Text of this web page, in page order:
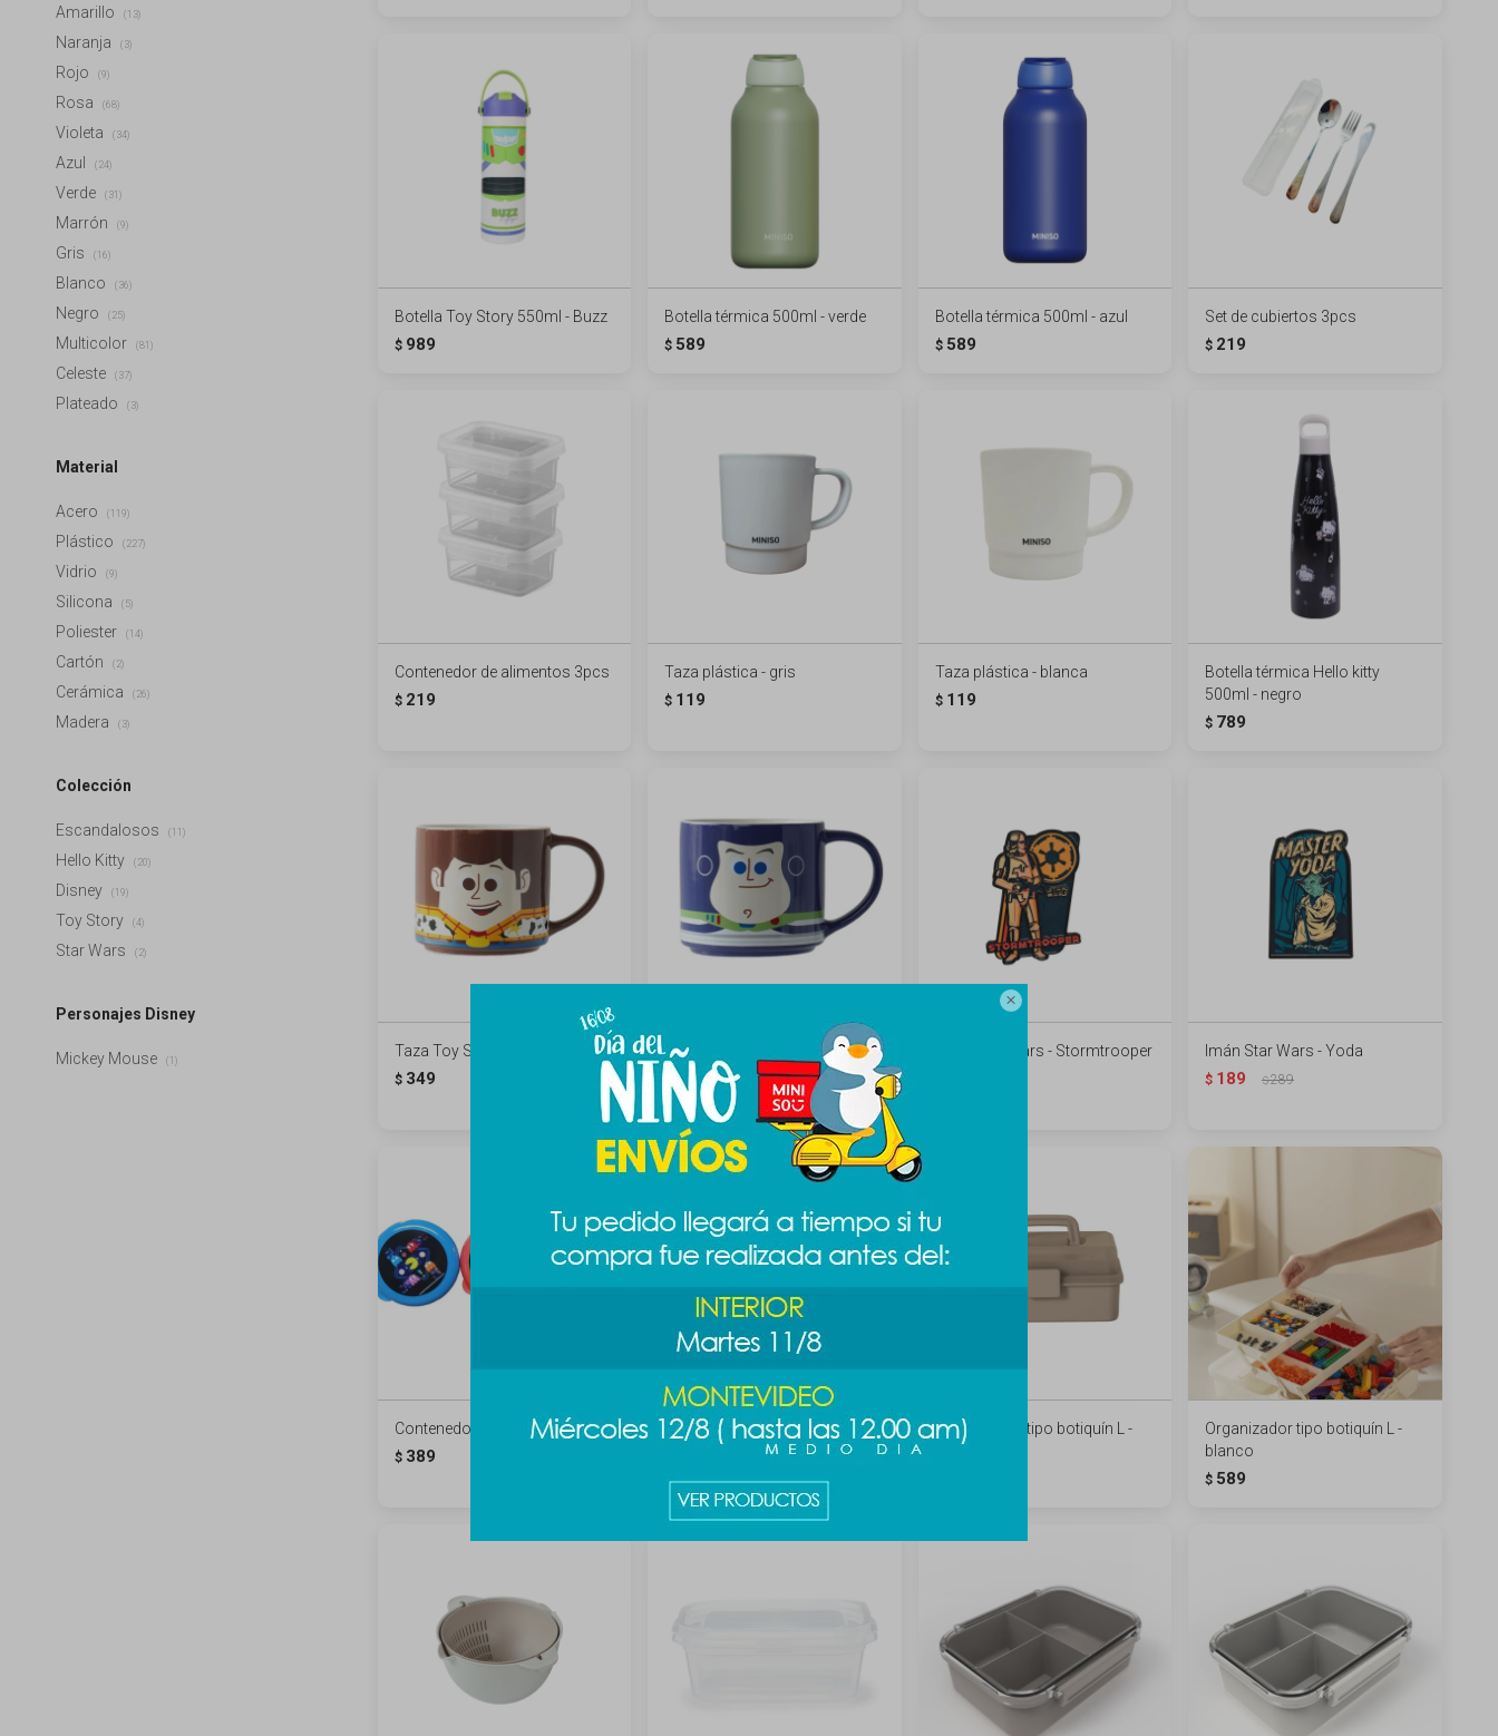

Botella Toy Story 550ml - Buzz
$ 989
Botella térmica 500ml - verde
$ 589
Botella térmica 500ml - azul
$ 589
Set de cubiertos 3pcs
$ 219
Contenedor de alimentos 3pcs
$ 219
Taza plástica - gris
$ 119
Taza plástica - blanca
$ 119
Botella térmica Hello kitty
500ml - negro
$ 789
Taza Toy Story 410ml - Woody
$ 349
Taza Toy Story 410ml - Buzz
Lightyear
349
Imán Star Wars - Stormtrooper Imán Star Wars - Yoda
$ 189 $289
Contenedores PAC-MAN 3 pcs
$ 389
Vaso cúpula PAC-MAN 600ml
Organizador tipo botiquín L -
beige
Organizador tipo botiquín L -
blanco
$ 589
Amarillo (13)
Naranja (3)
Rojo (9)
Rosa (68)
Violeta (34)
Azul (24)
Verde (31)
Marrón (9)
Gris (16)
Blanco (36)
Negro (25)
Multicolor (81)
Celeste (37)
Plateado (3)
Material
Acero (119)
Plástico (227)
Vidrio (9)
Silicona (5)
Poliester (14)
Cartón (2)
Cerámica (26)
Madera (3)
Colección
Escandalosos (11)
Hello Kitty (20)
Disney (19)
Toy Story (4)
Star Wars (2)
Personajes Disney
Mickey Mouse (1)